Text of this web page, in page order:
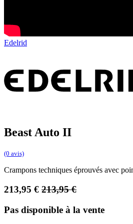
Edelrid
Beast Auto II
(0 avis)
Crampons techniques éprouvés avec
213,95 € 213,95€
Pas disponible à la vente